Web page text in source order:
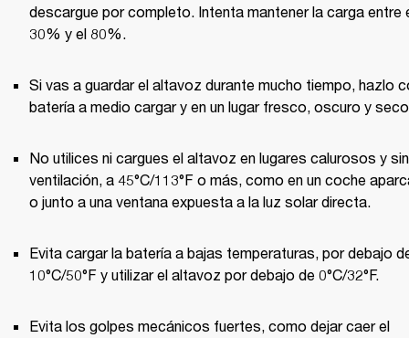
descargue por completo. Intenta mantener la carga entre
30% y el 80%.
Si vas a guardar el altavoz durante mucho tiempo, hazlo
batería a medio cargar y en un lugar fresco, oscuro y
No utilices ni cargues el altavoz en lugares calurosos y sin
ventilación, a 45°C/113°F o más, como en un coche
o junto a una ventana expuesta a la luz solar directa.
Evita cargar la batería a bajas temperaturas, por debajo
10°C/50°F y utilizar el altavoz por debajo de 0°C/32°F.
Evita los golpes mecánicos fuertes, como dejar caer el